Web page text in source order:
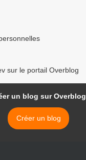
sur le portail Overblog
un blog sur Overblog
Créer un blog